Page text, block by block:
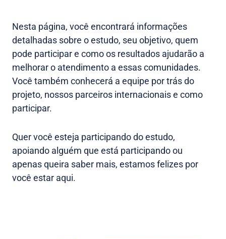
Nesta página, você encontrará informações
detalhadas sobre o estudo, seu objetivo, quem
pode participar e como os resultados ajudarão a
melhorar o atendimento a essas comunidades.
Você também conhecerá a equipe por trás do
projeto, nossos parceiros internacionais e como
participar.
Quer você esteja participando do estudo,
apoiando alguém que está participando ou
apenas queira saber mais, estamos felizes por
você estar aqui.